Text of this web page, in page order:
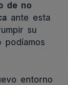
de no
ante esta
su
entorno